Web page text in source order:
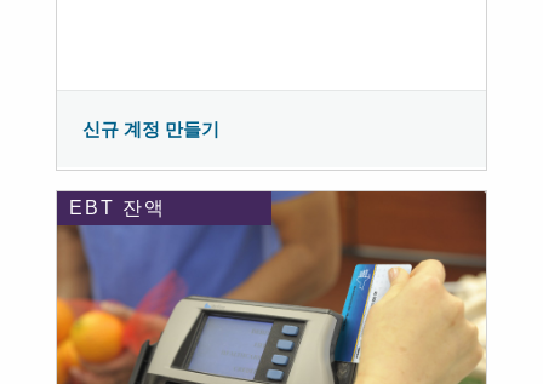
신규 계정 만들기
EBT 잔액